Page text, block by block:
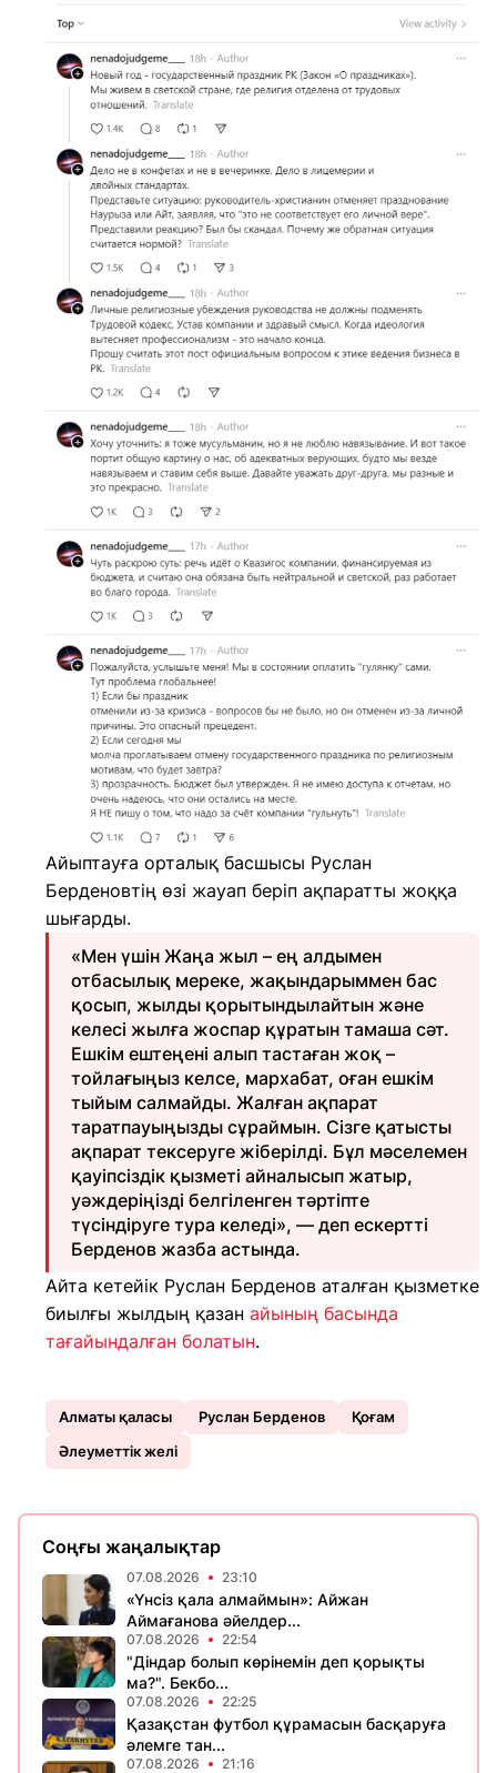
Айыптауға орталық басшысы Руслан
Берденовтің өзі жауап беріп ақпаратты жоққа
шығарды.
«Мен үшін Жаңа жыл – ең алдымен
отбасылық мереке, жақындарыммен бас
қосып, жылды қорытындылайтын және
келесі жылға жоспар құратын тамаша сәт.
Ешкім ештеңені алып тастаған жоқ –
тойлағыңыз келсе, мархабат, оған ешкім
тыйым салмайды. Жалған ақпарат
таратпауыңызды сұраймын. Сізге қатысты
ақпарат тексеруге жіберілді. Бұл мәселемен
қауіпсіздік қызметі айналысып жатыр,
уәждеріңізді белгіленген тәртіпте
түсіндіруге тура келеді», — деп ескертті
Берденов жазба астында.
Айта кетейік Руслан Берденов аталған қызметке
биылғы жылдың қазан айының басында
тағайындалған болатын.
Алматы қаласы Руслан Берденов
Қоғам
Әлеуметтік желі
Соңғы жаңалықтар
07.08.2026 23:10
«Үнсіз қала алмаймын»: Айжан
Аймағанова әйелдер...
07.08.2026 22:54
"Діндар болып көрінемін деп қорықты
ма?". Бекбо...
07.08.2026 22:25
Қазақстан футбол құрамасын басқаруға
әлемге тан...
07.08.2026 21:16